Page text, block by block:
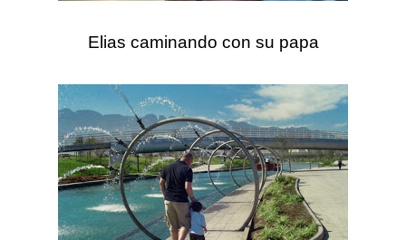
Elias caminando con su papa